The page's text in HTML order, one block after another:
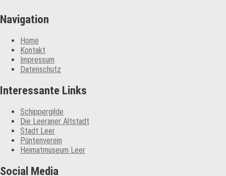
Navigation
Home
Kontakt
Impressum
Datenschutz
Interessante Links
Schippergilde
Die Leeraner Altstadt
Stadt Leer
Püntenverein
Heimatmuseum Leer
Social Media